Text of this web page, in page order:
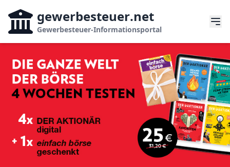
gewerbesteuer.net
Gewerbesteuer-Informationsportal